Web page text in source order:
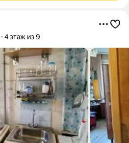
4 этаж из 9